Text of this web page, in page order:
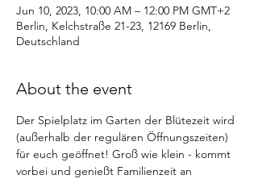
Jun 10, 2023, 10:00 AM – 12:00 PM GMT+2
Berlin, Kelchstraße 21-23, 12169 Berlin,
Deutschland
About the event
Der Spielplatz im Garten der Blütezeit wird
(außerhalb der regulären Öffnungszeiten)
für euch geöffnet! Groß wie klein - kommt
vorbei und genießt Familienzeit an